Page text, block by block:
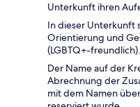
Unterkunft ihren
In dieser Unterkunft
Orientierung und
(LGBTQ+-freundlich).
Der Name auf der
Abrechnung der
mit dem Namen